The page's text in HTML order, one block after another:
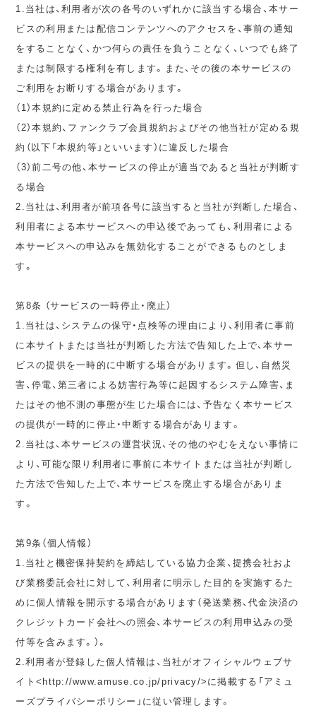
1.当社は、利用者が次の各号のいずれかに該当する場合、本サー
ビスの利用または配信コンテンツへのアクセスを、事前の通知
をすることなく、かつ何らの責任を負うことなく、いつでも終了
または制限する権利を有します。また、その後の本サービスの
ご利用をお断りする場合があります。
（1）本規約に定める禁止行為を行った場合
（2）本規約、ファンクラブ会員規約およびその他当社が定める規
約（以下「本規約等」といいます）に違反した場合
（3）前二号の他、本サービスの停止が適当であると当社が判断す
る場合
2.当社は、利用者が前項各号に該当すると当社が判断した場合、
利用者による本サービスへの申込後であっても、利用者による
本サービスへの申込みを無効化することができるものとしま
す。
第8条 （サービスの一時停止・廃止）
1.当社は、システムの保守・点検等の理由により、利用者に事前
に本サイトまたは当社が判断した方法で告知した上で、本サー
ビスの提供を一時的に中断する場合があります。但し、自然災
害、停電、第三者による妨害行為等に起因するシステム障害、ま
たはその他不測の事態が生じた場合には、予告なく本サービス
の提供が一時的に停止・中断する場合があります。
2.当社は、本サービスの運営状況、その他のやむをえない事情に
より、可能な限り利用者に事前に本サイトまたは当社が判断し
た方法で告知した上で、本サービスを廃止する場合がありま
す。
第9条（個人情報）
1.当社と機密保持契約を締結している協力企業、提携会社およ
び業務委託会社に対して、利用者に明示した目的を実施するた
めに個人情報を開示する場合があります（発送業務、代金決済の
クレジットカード会社への照会、本サービスの利用申込みの受
付等を含みます。）。
2.利用者が登録した個人情報は、当社がオフィシャルウェブサ
イト<http://www.amuse.co.jp/privacy/>に掲載する「アミュ
ーズプライバシーポリシー」に従い管理します。